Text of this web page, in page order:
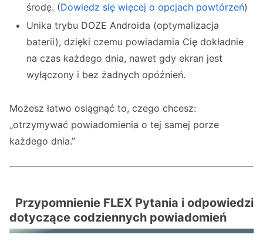
środę. (Dowiedz się więcej o opcjach powtórzeń)
Unika trybu DOZE Androida (optymalizacja
baterii), dzięki czemu powiadamia Cię dokładnie
na czas każdego dnia, nawet gdy ekran jest
wyłączony i bez żadnych opóźnień.
Możesz łatwo osiągnąć to, czego chcesz:
„otrzymywać powiadomienia o tej samej porze
każdego dnia.”
Przypomnienie FLEX Pytania i odpowiedzi
dotyczące codziennych powiadomień